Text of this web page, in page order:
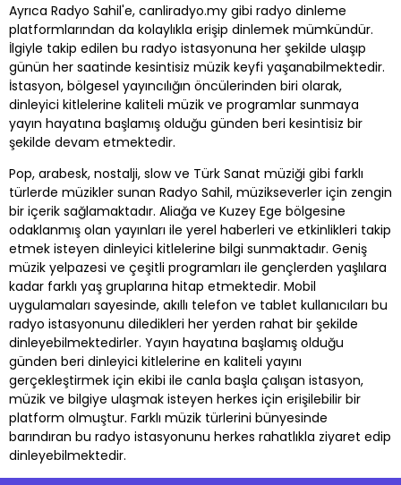
Ayrıca Radyo Sahil'e, canliradyo.my gibi radyo dinleme
platformlarından da kolaylıkla erişip dinlemek mümkündür.
İlgiyle takip edilen bu radyo istasyonuna her şekilde ulaşıp
günün her saatinde kesintisiz müzik keyfi yaşanabilmektedir.
İstasyon, bölgesel yayıncılığın öncülerinden biri olarak,
dinleyici kitlelerine kaliteli müzik ve programlar sunmaya
yayın hayatına başlamış olduğu günden beri kesintisiz bir
şekilde devam etmektedir.
Pop, arabesk, nostalji, slow ve Türk Sanat müziği gibi farklı
türlerde müzikler sunan Radyo Sahil, müzikseverler için zengin
bir içerik sağlamaktadır. Aliağa ve Kuzey Ege bölgesine
odaklanmış olan yayınları ile yerel haberleri ve etkinlikleri takip
etmek isteyen dinleyici kitlelerine bilgi sunmaktadır. Geniş
müzik yelpazesi ve çeşitli programları ile gençlerden yaşlılara
kadar farklı yaş gruplarına hitap etmektedir. Mobil
uygulamaları sayesinde, akıllı telefon ve tablet kullanıcıları bu
radyo istasyonunu diledikleri her yerden rahat bir şekilde
dinleyebilmektedirler. Yayın hayatına başlamış olduğu
günden beri dinleyici kitlelerine en kaliteli yayını
gerçekleştirmek için ekibi ile canla başla çalışan istasyon,
müzik ve bilgiye ulaşmak isteyen herkes için erişilebilir bir
platform olmuştur. Farklı müzik türlerini bünyesinde
barındıran bu radyo istasyonunu herkes rahatlıkla ziyaret edip
dinleyebilmektedir.